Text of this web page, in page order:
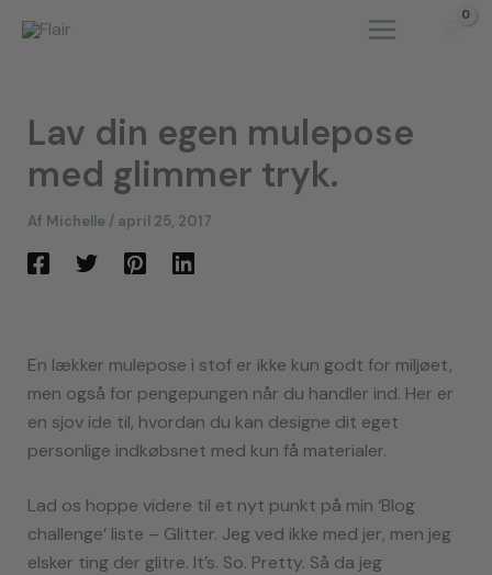
Lav din egen mulepose
med glimmer tryk.
Af Michelle / april 25, 2017
En lækker mulepose i stof er ikke kun godt for miljøet,
men også for pengepungen når du handler ind. Her er
en sjov ide til, hvordan du kan designe dit eget
personlige indkøbsnet med kun få materialer.
Lad os hoppe videre til et nyt punkt på min ‘Blog
challenge’ liste – Glitter. Jeg ved ikke med jer, men jeg
elsker ting der glitre. It’s. So. Pretty. Så da jeg